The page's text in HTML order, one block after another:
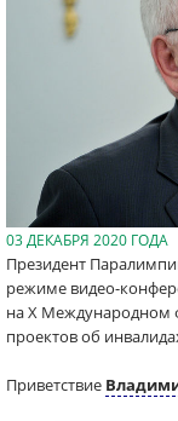
03 ДЕКАБРЯ 2020 ГОДА
Президент
режиме видео-
на X Международном
проектов об
Приветствие